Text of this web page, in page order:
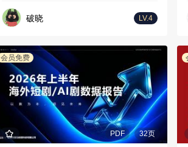
破晓 LV.4
会员免费
PDF 32页